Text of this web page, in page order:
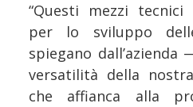
“Questi mezzi
per lo sviluppo
spiegano
versatilità della
che affianca alla